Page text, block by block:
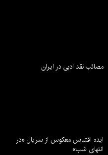
مصائب نقد ادبی در ایران
ایده اقتباس معکوس از سریال «در
انتهای شب»